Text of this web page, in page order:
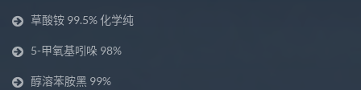
草酸铵 99.5% 化学纯
5-甲氧基吲哚 98%
醇溶苯胺黑 99%